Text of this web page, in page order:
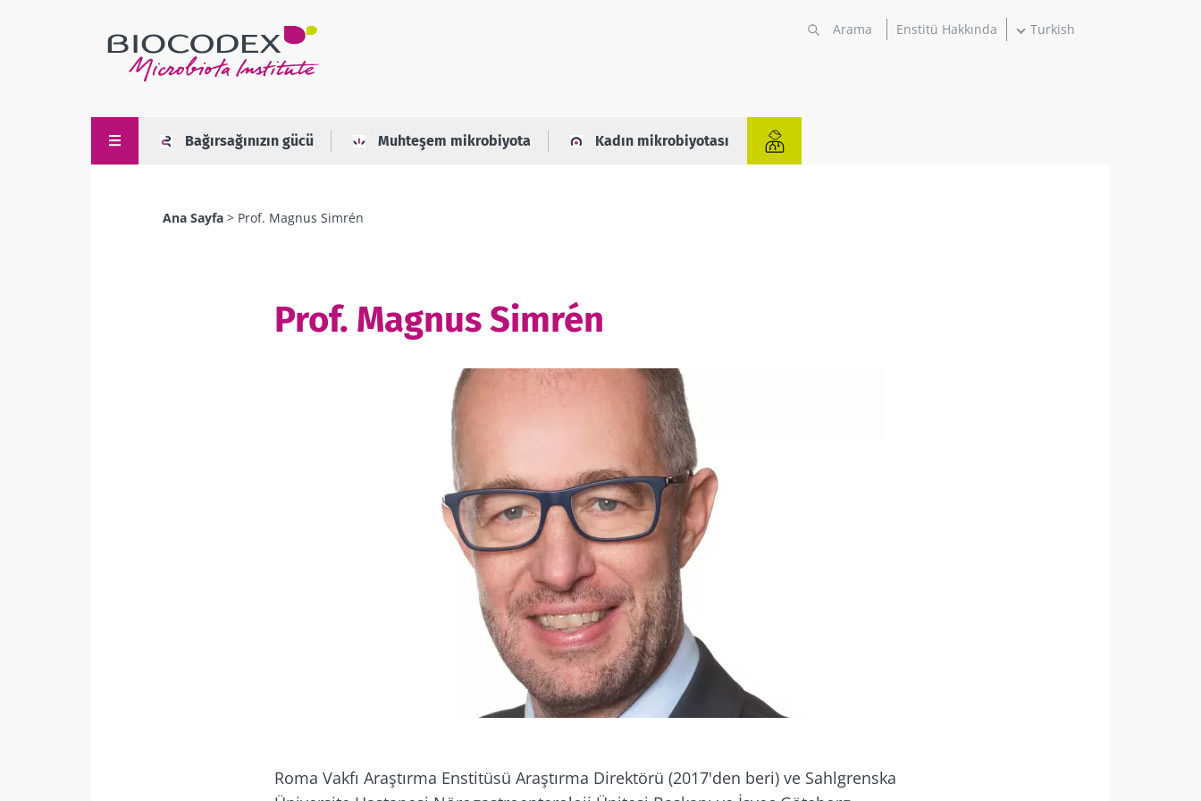
Enstitü Hakkında Turkish
Bağırsağınızın gücü Muhteşem mikrobiyota Kadın mikrobiyotası
Ana Sayfa Prof. Magnus Simrén
Prof. Magnus Simrén
Roma Vakfı Araştırma Enstitüsü Araştırma Direktörü (2017'den beri) ve Sahlgrenska
Bizimle kal!
Mikrobiyota topluluğuna katılın ve mikrobiyota hakkında en son haberler ile